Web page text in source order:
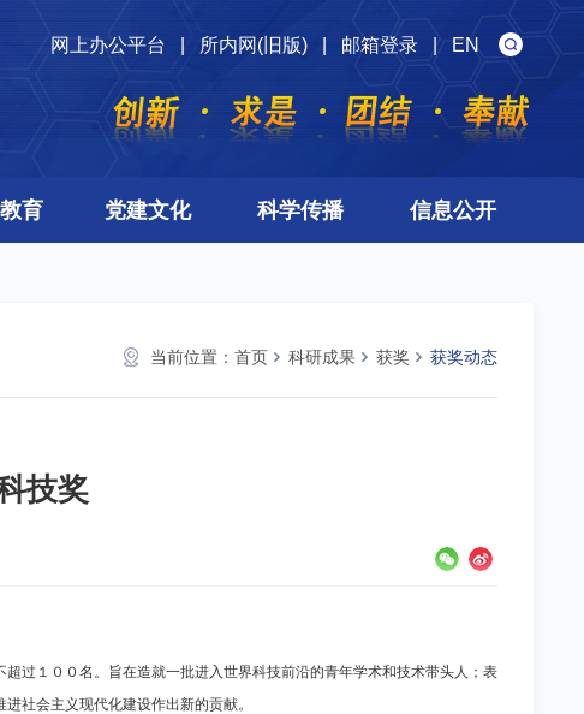
网上办公平台 所内网(旧版) 邮箱登录 |EN
育 党建文化 科学传播 信息公开
当前位置： 首页 科研成果 获奖 获奖动态
技奖
过１００名。旨在造就一批进入世界科技前沿的青年学术和技术带头人；表
社会主义现代化建设作出新的贡献。